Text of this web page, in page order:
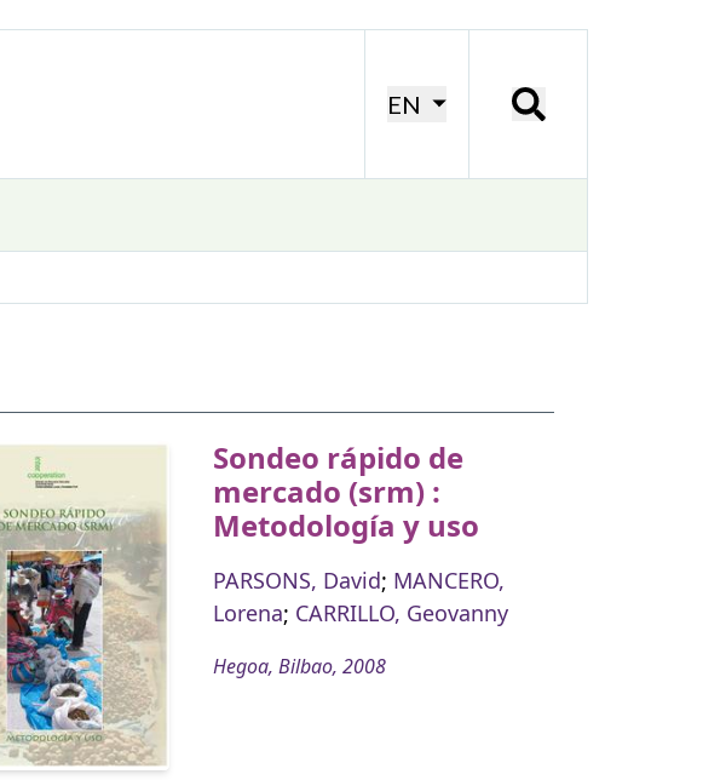
EN
Sondeo rápido de
mercado (srm) :
Metodología y uso
PARSONS, David; MANCERO,
Lorena; CARRILLO, Geovanny
Hegoa, Bilbao, 2008